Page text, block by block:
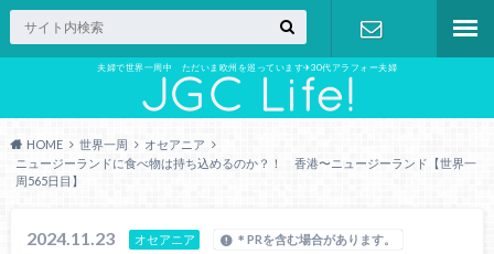
夫婦で世界一周中 ただいま欧州を巡っています✈︎30代アラフォー夫婦
お問い合わ
HOME 世界一周
オセアニア
ニュージーランドに食べ物は持ち込めるのか？！ 香港〜ニュージーランド【世界一
周565日目】
2024.11.23 オセアニア ＊PRを含む場合があります。